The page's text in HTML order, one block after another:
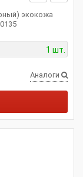
экокожа
1 шт.
Аналоги